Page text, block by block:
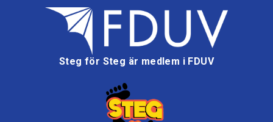
Steg för Steg är medlem i FDUV